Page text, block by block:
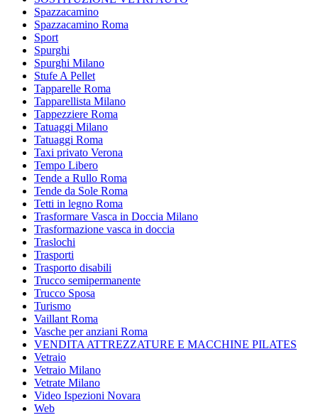
Spazzacamino
Spazzacamino Roma
Sport
Spurghi
Spurghi Milano
Stufe A Pellet
Tapparelle Roma
Tapparellista Milano
Tappezziere Roma
Tatuaggi Milano
Tatuaggi Roma
Taxi privato Verona
Tempo Libero
Tende a Rullo Roma
Tende da Sole Roma
Tetti in legno Roma
Trasformare Vasca in Doccia Milano
Trasformazione vasca in doccia
Traslochi
Trasporti
Trasporto disabili
Trucco semipermanente
Trucco Sposa
Turismo
Vaillant Roma
Vasche per anziani Roma
VENDITA ATTREZZATURE E MACCHINE PILATES
Vetraio
Vetraio Milano
Vetrate Milano
Video Ispezioni Novara
Web